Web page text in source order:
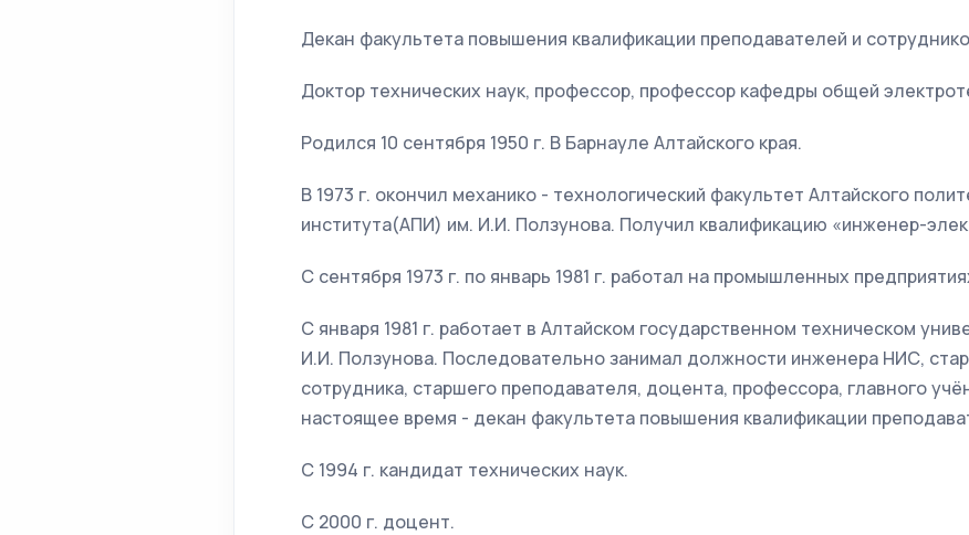
Декан факультета повышения квалификации преподавателей и
Доктор технических наук, профессор, профессор кафедры общей
Родился 10 сентября 1950 г. В Барнауле Алтайского края.
В 1973 г. окончил механико - технологический факультет Алтайского
института(АПИ) им. И.И. Ползунова. Получил квалификацию «инженер-
С сентября 1973 г. по январь 1981 г. работал на промышленных
С января 1981 г. работает в Алтайском государственном техническом
И.И. Ползунова. Последовательно занимал должности инженера НИС,
сотрудника, старшего преподавателя, доцента, профессора, главного
настоящее время - декан факультета повышения квалификации
С 1994 г. кандидат технических наук.
С 2000 г. доцент.